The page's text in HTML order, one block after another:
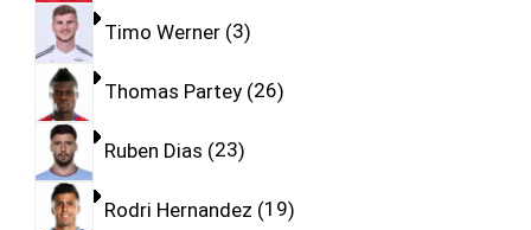
Timo Werner 3
Thomas Partey 26
Ruben Dias 23
Rodri Hernandez 19